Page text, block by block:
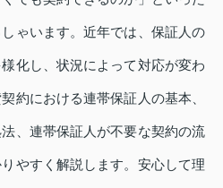
ゃいます。近年では、保証人の
化し、状況によって対応が変わ
約における連帯保証人の基本、
、連帯保証人が不要な契約の流
やすく解説します。安心して理